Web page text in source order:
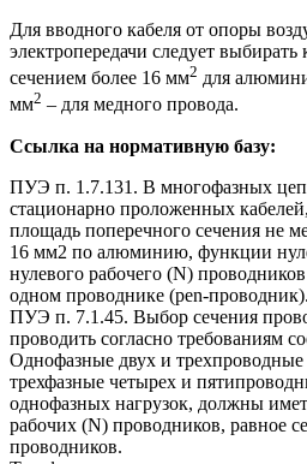
Для вводного кабеля от опоры
электропередачи следует
сечением более 16 мм2 для
мм2 – для медного провода.
Ссылка на нормативную базу:
ПУЭ п. 1.7.131. В многофазных
стационарно проложенных
площадь поперечного сечения не
16 мм2 по алюминию, функции
нулевого рабочего (N)
одном проводнике (pen-проводник).
ПУЭ п. 7.1.45. Выбор сечения
проводить согласно требованиям
Однофазные двух и
трехфазные четырех и
однофазных нагрузок, должны
рабочих (N) проводников, равное
проводников.